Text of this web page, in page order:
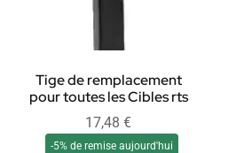
Tige de remplacement
pour toutes les Cibles rts
17,48 €
-5% de remise aujourd'hui